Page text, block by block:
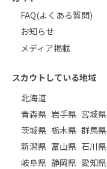
FAQ(よくある質問)
お知らせ
メディア掲載
スカウトしている地域
北海道
青森県 岩手県 宮城県
茨城県 栃木県 群馬県
新潟県 富山県 石川県
岐阜県 静岡県 愛知県